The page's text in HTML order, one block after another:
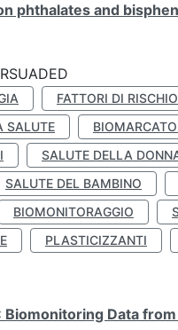
phthalates and
FATTORI DI RISCHIO
SALUTE
SALUTE DELLA
SALUTE DEL BAMBINO
BIOMONITORAGGIO
PLASTICIZZANTI
Data from